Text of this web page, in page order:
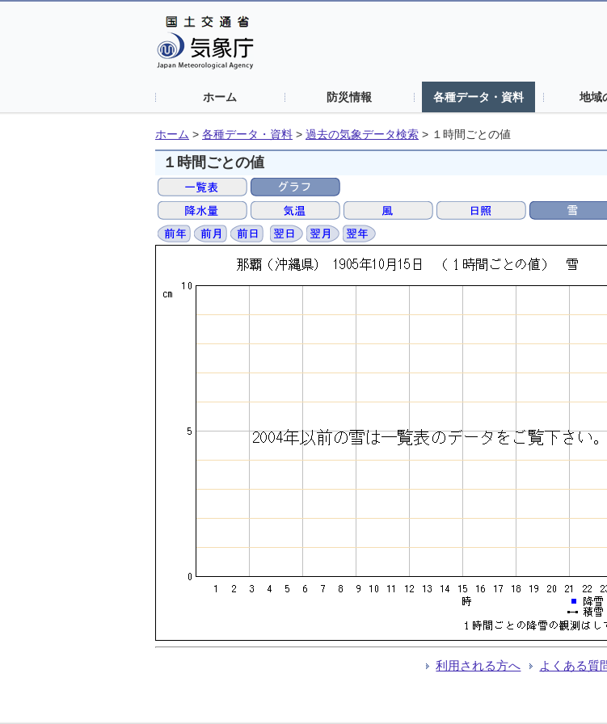
ホーム 防災情報 各種データ・資料 地域
ホーム > 各種データ・資料 > 過去の気象データ検索 > １時間ごとの値
１時間ごとの値
利用される方へ よくある質